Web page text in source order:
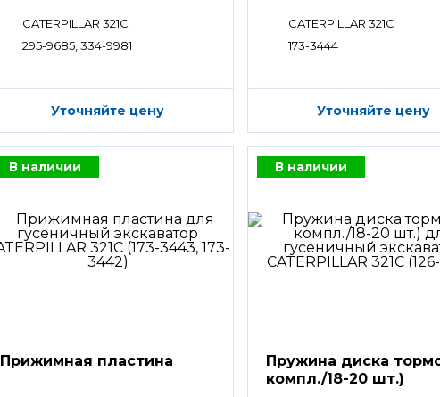
CATERPILLAR 321C
295-9685, 334-9981
Уточняйте цену
CATERPILLAR 321C
173-3444
Уточняйте цену
В наличии
Прижимная пластина
В наличии
Пружина диска
компл./18-20 шт.)